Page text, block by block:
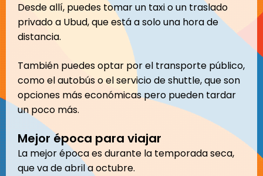
Desde allí, puedes tomar un taxi o un traslado
privado a Ubud, que está a solo una hora de
distancia.
También puedes optar por el transporte público,
como el autobús o el servicio de shuttle, que son
opciones más económicas pero pueden tardar
un poco más.
Mejor época para viajar
La mejor época es durante la temporada seca,
que va de abril a octubre.